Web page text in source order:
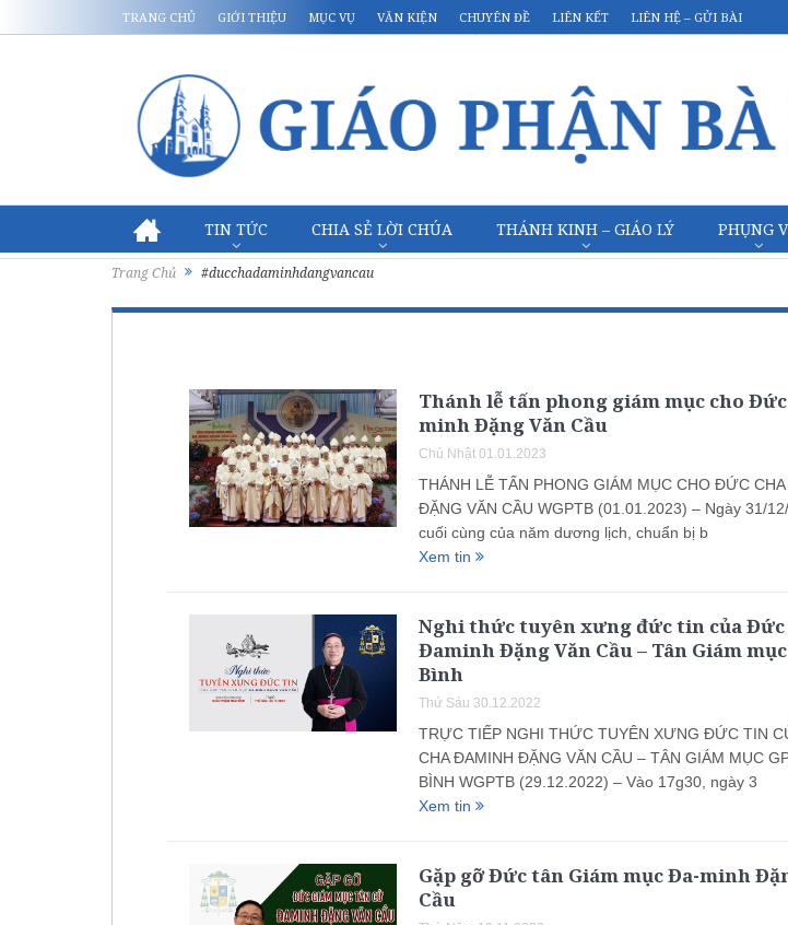
TRANG CHỦ GIỚI THIỆU MỤC VỤ VĂN KIỆN CHUYÊN ĐỀ LIÊN KẾT LIÊN HỆ – GỬI BÀI
TIN TỨC CHIA SẺ LỜI CHÚA THÁNH KINH – GIÁO LÝ PHỤNG
Trang Chủ #ducchadaminhdangvancau
Thánh lễ tấn phong giám mục cho Đức
minh Đặng Văn Cầu
Chủ Nhật 01.01.2023
THÁNH LỄ TẤN PHONG GIÁM MỤC CHO ĐỨC
ĐẶNG VĂN CẦU WGPTB (01.01.2023) – Ngày 31/
cuối cùng của năm dương lịch, chuẩn bị b
Xem tin
Nghi thức tuyên xưng đức tin của Đức
Đaminh Đặng Văn Cầu – Tân Giám mục
Bình
Thứ Sáu 30.12.2022
TRỰC TIẾP NGHI THỨC TUYÊN XƯNG ĐỨC TIN
CHA ĐAMINH ĐẶNG VĂN CẦU – TÂN GIÁM MỤC
BÌNH WGPTB (29.12.2022) – Vào 17g30, ngày 3
Xem tin
Gặp gỡ Đức tân Giám mục Đa-minh
Cầu